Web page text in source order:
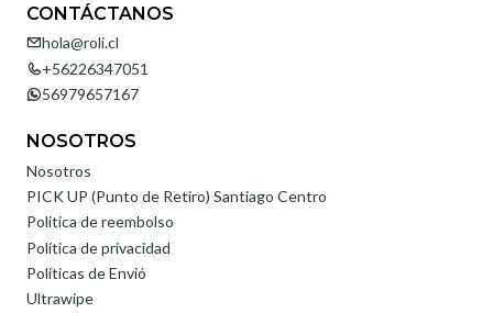
CONTÁCTANOS
hola@roli.cl
+56226347051
56979657167
NOSOTROS
Nosotros
PICK UP (Punto de Retiro) Santiago Centro
Politica de reembolso
Política de privacidad
Políticas de Envió
Ultrawipe